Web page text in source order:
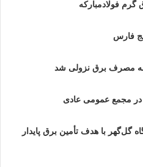
فولادمبارکه
فارس
مصرف برق نزولی شد
گل‌گهر با هدف تأمین برق پایدار